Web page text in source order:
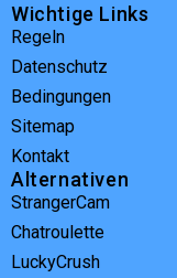
Wichtige Links
Regeln
Datenschutz
Bedingungen
Sitemap
Kontakt
Alternativen
StrangerCam
Chatroulette
LuckyCrush